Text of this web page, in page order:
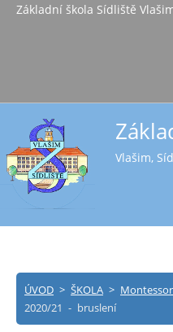
Základní škola Sídliště
Vlašim,
ÚVOD > ŠKOLA >
2020/21 - bruslení